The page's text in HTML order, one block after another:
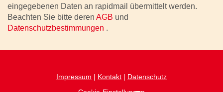
eingegebenen Daten an rapidmail übermittelt werden.
Beachten Sie bitte deren AGB und
Datenschutzbestimmungen .
Impressum | Kontakt | Datenschutz